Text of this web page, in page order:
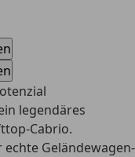
legendäres
Cabrio.
Geländewagen-